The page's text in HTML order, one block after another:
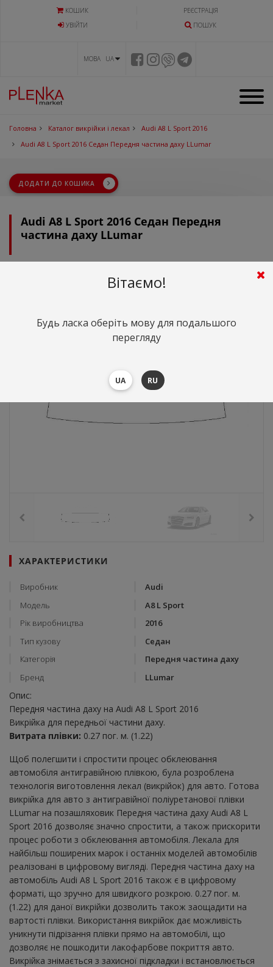
КОШИК
РЕЄСТРАЦІЯ
УВIЙТИ
ПОШУК
МОВА UA
Головна Каталог викрійки і лекал
Audi A8 L Sport 2016
Audi A8 L Sport 2016 Седан Передня частина даху LLumar
ДОДАТИ ДО КОШИКА
Audi A8 L Sport 2016 Седан Передня
частина даху LLumar
грн. ($24.21)
ХАРАКТЕРИСТИКИ
Виробник
Audi
Модель
A8 L Sport
Рік виробництва
2016
Тип кузову
Седан
Категорія
Передня частина даху
Бренд
LLumar
Опис:
Передня частина даху на Audi A8 L Sport 2016
Викрійка для передньої частини даху.
Витрата плівки: 0.27 пог. м. (1.22)
Щоб полегшити і спростити процес обклеювання
автомобіля антигравійною плівкою, була розроблена
технологія виготовлення лекал (викрійок) для авто. Готова
викрійка для авто з антигравійної поліуретанової плівки
LLumar на позашляховик Передня частина даху Audi A8 L
Sport 2016 дозволяє значно спростити, а також прискорити
процес роботи з обклеювання автомобіля. Лекала для
найбільш поширених марок і останніх моделей автомобілів
реалізовані в цифровому вигляді. Передня частина даху на
автомобіль Audi A8 L Sport 2016 також є в цифровому
форматі, що зручно для швидкого розкрою. 0.27 пог. м.
(1.22) для даної викрійки дозволить також заощадити на
вартості плівки. Використання викрійок дає можливість
уникнути підрізання плівки прямо на автомобілі, що
дозволяє не пошкодити лакофарбове покриття авто.
Викрійка знімається з захисної підкладки і встановлюється
Вітаємо!
Будь ласка оберіть мову для подальшого
перегляду
UA RU